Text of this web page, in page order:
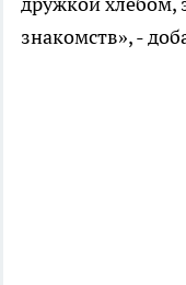
знакомств», -